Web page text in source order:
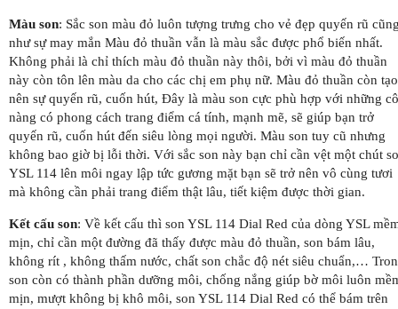
Màu son: Sắc son màu đỏ luôn tượng trưng cho vẻ đẹp quyến rũ
như sự may mắn Màu đỏ thuần vẫn là màu sắc được phổ biến nhất.
Không phải là chỉ thích màu đỏ thuần này thôi, bởi vì màu đỏ thuần
này còn tôn lên màu da cho các chị em phụ nữ. Màu đỏ thuần còn tạo
nên sự quyến rũ, cuốn hút, Đây là màu son cực phù hợp với những cô
nàng có phong cách trang điểm cá tính, mạnh mẽ, sẽ giúp bạn trở
quyến rũ, cuốn hút đến siêu lòng mọi người. Màu son tuy cũ nhưng
không bao giờ bị lỗi thời. Với sắc son này bạn chỉ cần vệt một chút
YSL 114 lên môi ngay lập tức gương mặt bạn sẽ trở nên vô cùng tươi
mà không cần phải trang điểm thật lâu, tiết kiệm được thời gian.
Kết cấu son: Về kết cấu thì son YSL 114 Dial Red của dòng YSL
mịn, chỉ cần một đường đã thấy được màu đỏ thuần, son bám lâu,
không rít , không thấm nước, chất son chắc độ nét siêu chuẩn,…
son còn có thành phần dưỡng môi, chống nắng giúp bờ môi luôn
mịn, mượt không bị khô môi, son YSL 114 Dial Red có thể bám trên